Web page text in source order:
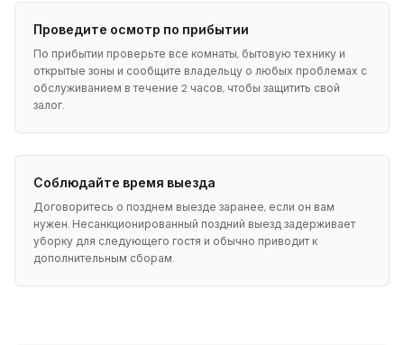
Проведите осмотр по прибытии
По прибытии проверьте все комнаты, бытовую технику и
открытые зоны и сообщите владельцу о любых проблемах с
обслуживанием в течение 2 часов, чтобы защитить свой
залог.
Соблюдайте время выезда
Договоритесь о позднем выезде заранее, если он вам
нужен. Несанкционированный поздний выезд задерживает
уборку для следующего гостя и обычно приводит к
дополнительным сборам.